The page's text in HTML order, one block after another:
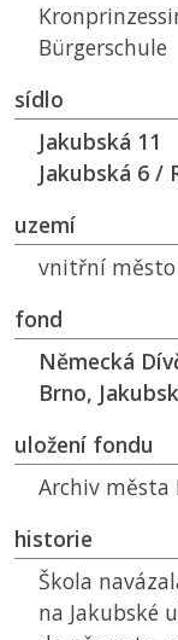
Bürgerschule
sídlo
Jakubská 11
Jakubská 6 /
uzemí
vnitřní město
fond
Německá
Brno,
uložení fondu
Archiv města
historie
Škola
na Jakubské